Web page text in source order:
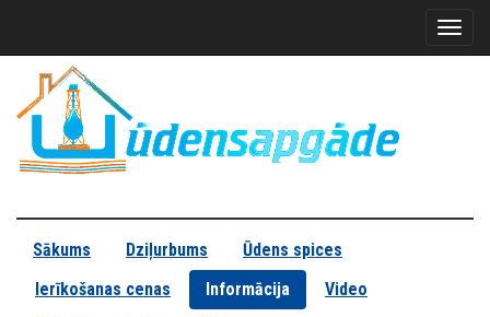
Sākums Dziļurbums
Ūdens spices
Ierīkošanas cenas
Informācija
Video